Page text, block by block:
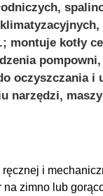
montuje kotły
oczyszczania i
narzędzi,
i
na zimno lub